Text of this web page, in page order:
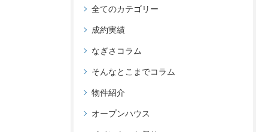
全てのカテゴリー
成約実績
なぎさコラム
そんなとこまでコラム
物件紹介
オープンハウス